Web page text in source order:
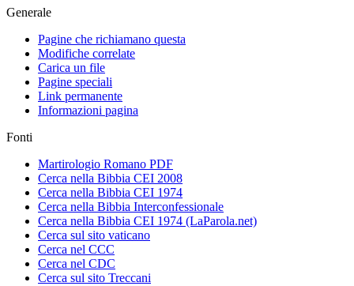
Generale
Pagine che richiamano questa
Modifiche correlate
Carica un file
Pagine speciali
Link permanente
Informazioni pagina
Fonti
Martirologio Romano PDF
Cerca nella Bibbia CEI 2008
Cerca nella Bibbia CEI 1974
Cerca nella Bibbia Interconfessionale
Cerca nella Bibbia CEI 1974 (LaParola.net)
Cerca sul sito vaticano
Cerca nel CCC
Cerca nel CDC
Cerca sul sito Treccani